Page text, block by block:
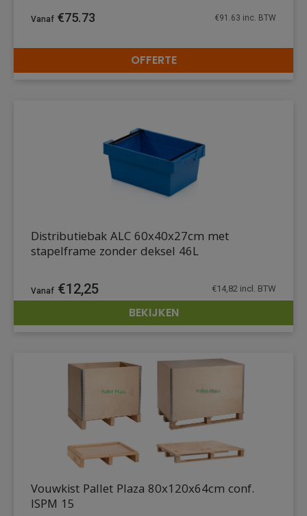
DETAILS
€75.73 €91.63 inc. BTW
OFFERTE
DETAILS
Distributiebak ALC 60x40x27cm met
stapelframe zonder deksel 46L
€12,25 €14,82 incl. BTW
BEKIJKEN
Vouwkist Pallet Plaza 80x120x64cm conf.
ISPM 15